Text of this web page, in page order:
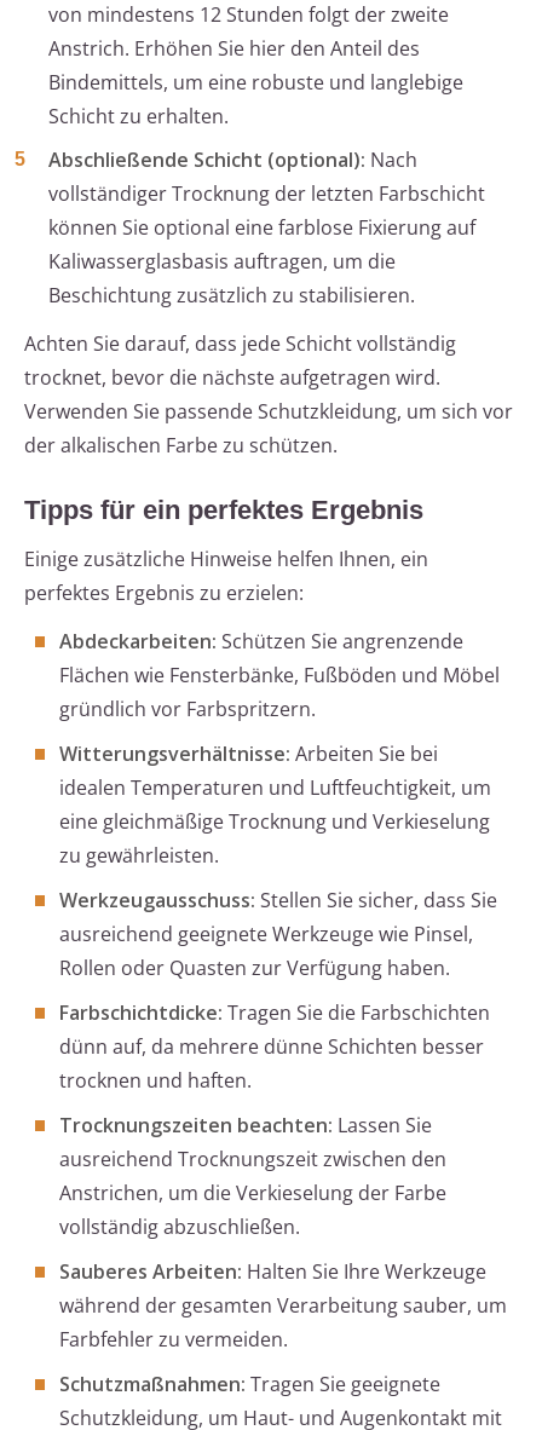
von mindestens 12 Stunden folgt der zweite
Anstrich. Erhöhen Sie hier den Anteil des
Bindemittels, um eine robuste und langlebige
Schicht zu erhalten.
Abschließende Schicht (optional): Nach
vollständiger Trocknung der letzten Farbschicht
können Sie optional eine farblose Fixierung auf
Kaliwasserglasbasis auftragen, um die
Beschichtung zusätzlich zu stabilisieren.
Achten Sie darauf, dass jede Schicht vollständig
trocknet, bevor die nächste aufgetragen wird.
Verwenden Sie passende Schutzkleidung, um sich vor
der alkalischen Farbe zu schützen.
Tipps für ein perfektes Ergebnis
Einige zusätzliche Hinweise helfen Ihnen, ein
perfektes Ergebnis zu erzielen:
Abdeckarbeiten: Schützen Sie angrenzende
Flächen wie Fensterbänke, Fußböden und Möbel
gründlich vor Farbspritzern.
Witterungsverhältnisse: Arbeiten Sie bei
idealen Temperaturen und Luftfeuchtigkeit, um
eine gleichmäßige Trocknung und Verkieselung
zu gewährleisten.
Werkzeugausschuss: Stellen Sie sicher, dass Sie
ausreichend geeignete Werkzeuge wie Pinsel,
Rollen oder Quasten zur Verfügung haben.
Farbschichtdicke: Tragen Sie die Farbschichten
dünn auf, da mehrere dünne Schichten besser
trocknen und haften.
Trocknungszeiten beachten: Lassen Sie
ausreichend Trocknungszeit zwischen den
Anstrichen, um die Verkieselung der Farbe
vollständig abzuschließen.
Sauberes Arbeiten: Halten Sie Ihre Werkzeuge
während der gesamten Verarbeitung sauber, um
Farbfehler zu vermeiden.
Schutzmaßnahmen: Tragen Sie geeignete
Schutzkleidung, um Haut- und Augenkontakt mit